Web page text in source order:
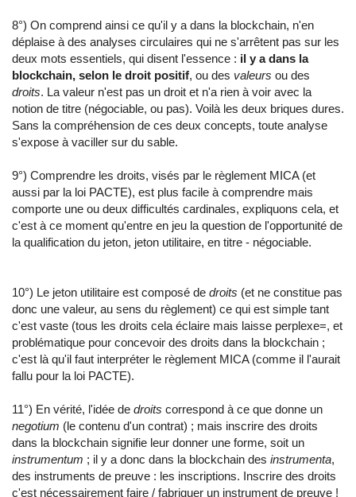
8°) On comprend ainsi ce qu'il y a dans la blockchain, n'en
déplaise à des analyses circulaires qui ne s'arrêtent pas sur les
deux mots essentiels, qui disent l'essence : il y a dans la
blockchain, selon le droit positif, ou des valeurs ou des
droits. La valeur n'est pas un droit et n'a rien à voir avec la
notion de titre (négociable, ou pas). Voilà les deux briques dures.
Sans la compréhension de ces deux concepts, toute analyse
s'expose à vaciller sur du sable.
9°) Comprendre les droits, visés par le règlement MICA (et
aussi par la loi PACTE), est plus facile à comprendre mais
comporte une ou deux difficultés cardinales, expliquons cela, et
c'est à ce moment qu'entre en jeu la question de l'opportunité de
la qualification du jeton, jeton utilitaire, en titre - négociable.
10°) Le jeton utilitaire est composé de droits (et ne constitue pas
donc une valeur, au sens du règlement) ce qui est simple tant
c'est vaste (tous les droits cela éclaire mais laisse perplexe=, et
problématique pour concevoir des droits dans la blockchain ;
c'est là qu'il faut interpréter le règlement MICA (comme il l'aurait
fallu pour la loi PACTE).
11°) En vérité, l'idée de droits correspond à ce que donne un
negotium (le contenu d'un contrat) ; mais inscrire des droits
dans la blockchain signifie leur donner une forme, soit un
instrumentum ; il y a donc dans la blockchain des instrumenta,
des instruments de preuve : les inscriptions. Inscrire des droits
c'est nécessairement faire / fabriquer un instrument de preuve !